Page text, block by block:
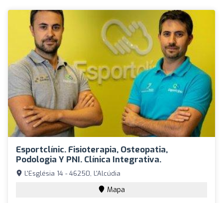
Esportclínic. Fisioterapia, Osteopatia,
Podologia Y PNI. Clínica Integrativa.
L'Església 14 - 46250, L'Alcúdia
Mapa